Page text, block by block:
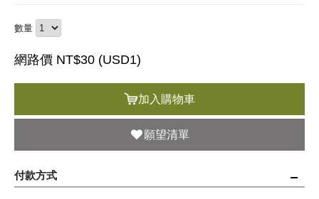
數量
網路價 NT$30 (USD1)
加入購物車
願望清單
付款方式